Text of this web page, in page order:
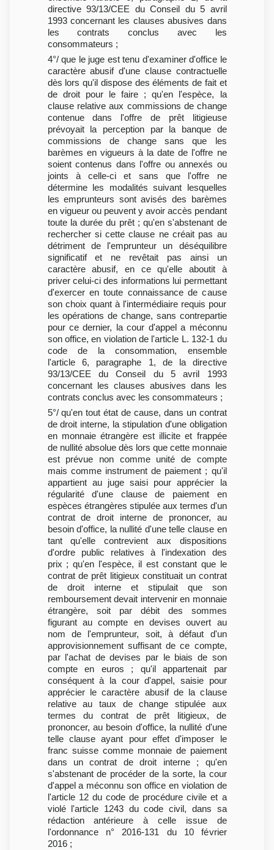
directive 93/13/CEE du Conseil du 5 avril
1993 concernant les clauses abusives dans
les contrats conclus avec les
consommateurs ;
4°/ que le juge est tenu d'examiner d'office le
caractère abusif d'une clause contractuelle
dès lors qu'il dispose des éléments de fait et
de droit pour le faire ; qu'en l'espèce, la
clause relative aux commissions de change
contenue dans l'offre de prêt litigieuse
prévoyait la perception par la banque de
commissions de change sans que les
barèmes en vigueurs à la date de l'offre ne
soient contenus dans l'offre ou annexés ou
joints à celle-ci et sans que l'offre ne
détermine les modalités suivant lesquelles
les emprunteurs sont avisés des barèmes
en vigueur ou peuvent y avoir accès pendant
toute la durée du prêt ; qu'en s'abstenant de
rechercher si cette clause ne créait pas au
détriment de l'emprunteur un déséquilibre
significatif et ne revêtait pas ainsi un
caractère abusif, en ce qu'elle aboutit à
priver celui-ci des informations lui permettant
d'exercer en toute connaissance de cause
son choix quant à l'intermédiaire requis pour
les opérations de change, sans contrepartie
pour ce dernier, la cour d'appel a méconnu
son office, en violation de l'article L. 132-1 du
code de la consommation, ensemble
l'article 6, paragraphe 1, de la directive
93/13/CEE du Conseil du 5 avril 1993
concernant les clauses abusives dans les
contrats conclus avec les consommateurs ;
5°/ qu'en tout état de cause, dans un contrat
de droit interne, la stipulation d'une obligation
en monnaie étrangère est illicite et frappée
de nullité absolue dès lors que cette monnaie
est prévue non comme unité de compte
mais comme instrument de paiement ; qu'il
appartient au juge saisi pour apprécier la
régularité d'une clause de paiement en
espèces étrangères stipulée aux termes d'un
contrat de droit interne de prononcer, au
besoin d'office, la nullité d'une telle clause en
tant qu'elle contrevient aux dispositions
d'ordre public relatives à l'indexation des
prix ; qu'en l'espèce, il est constant que le
contrat de prêt litigieux constituait un contrat
de droit interne et stipulait que son
remboursement devait intervenir en monnaie
étrangère, soit par débit des sommes
figurant au compte en devises ouvert au
nom de l'emprunteur, soit, à défaut d'un
approvisionnement suffisant de ce compte,
par l'achat de devises par le biais de son
compte en euros ; qu'il appartenait par
conséquent à la cour d'appel, saisie pour
apprécier le caractère abusif de la clause
relative au taux de change stipulée aux
termes du contrat de prêt litigieux, de
prononcer, au besoin d'office, la nullité d'une
telle clause ayant pour effet d'imposer le
franc suisse comme monnaie de paiement
dans un contrat de droit interne ; qu'en
s'abstenant de procéder de la sorte, la cour
d'appel a méconnu son office en violation de
l'article 12 du code de procédure civile et a
violé l'article 1243 du code civil, dans sa
rédaction antérieure à celle issue de
l'ordonnance n° 2016-131 du 10 février
2016 ;